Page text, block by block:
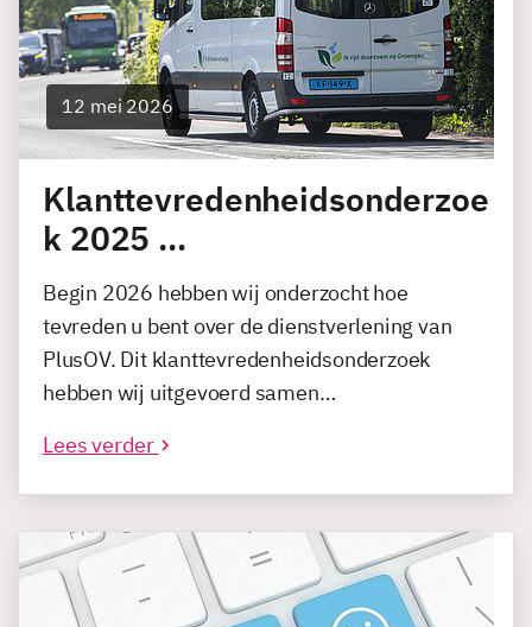
12 mei 2026
Klanttevredenheidsonderzoe
k 2025 …
Begin 2026 hebben wij onderzocht hoe
tevreden u bent over de dienstverlening van
PlusOV. Dit klanttevredenheidsonderzoek
hebben wij uitgevoerd samen…
Lees verder